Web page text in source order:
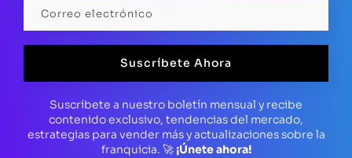
Suscríbete Ahora
Suscríbete a nuestro boletín mensual y recibe
contenido exclusivo, tendencias del mercado,
estrategias para vender más y actualizaciones sobre la
franquicia. 🚀 ¡Únete ahora!